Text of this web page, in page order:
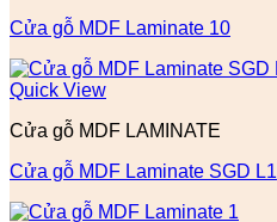
Cửa gỗ MDF Laminate 10
Quick View
Cửa gỗ MDF LAMINATE
Cửa gỗ MDF Laminate SGD L1